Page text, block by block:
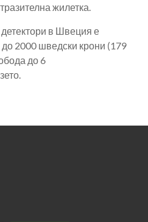
жилетка.
в Швеция е
до 2000 шведски крони (179
до 6